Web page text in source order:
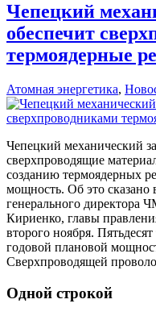
Чепецкий
обеспечит
термоядерные
Атомная энергетика,
Чепецкий механический
сверхпроводящие
созданию термоядерных
мощность. Об это сказано
генерального директора
Кириенко, главы
второго ноября.
годовой плановой
Сверхпроводящей
Одной строкой